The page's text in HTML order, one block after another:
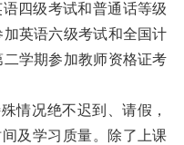
四级考试和普通话等级
英语六级考试和全国计
学期参加教师资格证考
情况绝不迟到、请假，
及学习质量。除了上课